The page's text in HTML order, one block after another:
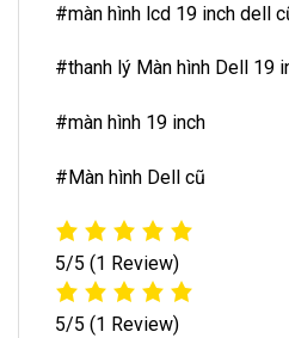
#màn hình lcd 19 inch dell
#thanh lý Màn hình Dell 19
#màn hình 19 inch
#Màn hình Dell cũ
5/5 (1 Review)
5/5 (1 Review)